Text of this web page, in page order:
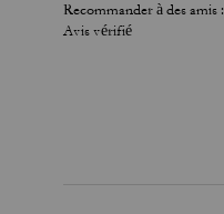
Recommander à des amis :
Avis vérifié